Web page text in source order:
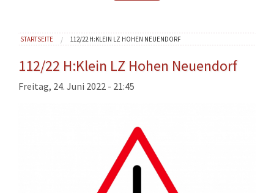
VEREINE
AKTUELLES
DOWNLOADS
EINSÄTZE
Sie sind hier
STARTSEITE 112/22 H:KLEIN LZ HOHEN NEUENDORF
112/22 H:Klein LZ Hohen Neuendorf
Freitag, 24. Juni 2022 - 21:45